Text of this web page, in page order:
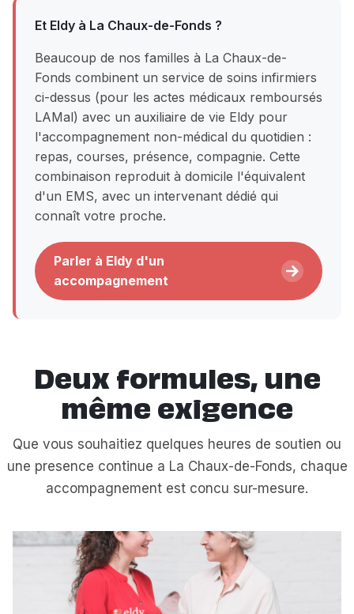
Et Eldy à La Chaux-de-Fonds ?
Beaucoup de nos familles à La Chaux-de-
Fonds combinent un service de soins infirmiers
ci-dessus (pour les actes médicaux remboursés
LAMal) avec un auxiliaire de vie Eldy pour
l'accompagnement non-médical du quotidien :
repas, courses, présence, compagnie. Cette
combinaison reproduit à domicile l'équivalent
d'un EMS, avec un intervenant dédié qui
connaît votre proche.
Parler à Eldy d'un
accompagnement
Deux formules, une
même exigence
Que vous souhaitiez quelques heures de soutien ou
une presence continue a La Chaux-de-Fonds, chaque
accompagnement est concu sur-mesure.